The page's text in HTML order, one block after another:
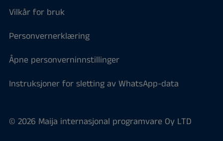
Vilkår for bruk
Personvernerklæring
Åpne personverninnstillinger
Instruksjoner for sletting av WhatsApp-data
© 2026 Maija internasjonal programvare Oy LTD